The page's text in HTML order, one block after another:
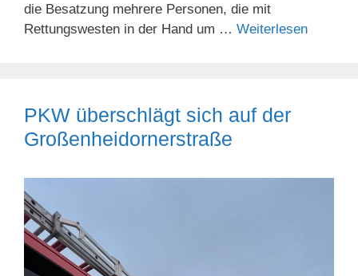
die Besatzung mehrere Personen, die mit
Rettungswesten in der Hand um … Weiterlesen
PKW überschlägt sich auf der
Großenheidornerstraße